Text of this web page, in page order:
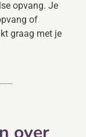
opvang. Je
of
graag met je